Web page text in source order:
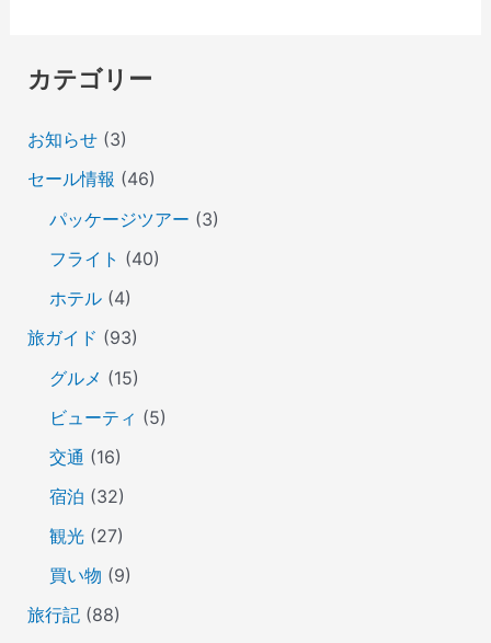
カテゴリー
お知らせ(3)
セール情報 (46)
パッケージツアー (3)
フライト (40)
ホテル(4)
旅ガイド (93)
グルメ (15)
ビューティ (5)
交通 (16)
宿泊 (32)
観光(27)
買い物 (9)
旅行記(88)